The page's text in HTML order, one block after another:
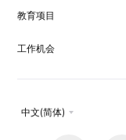
教育项目
工作机会
中文(简体)